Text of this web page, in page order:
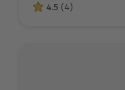
4.5 von 5 Sternen
4.5 (4)